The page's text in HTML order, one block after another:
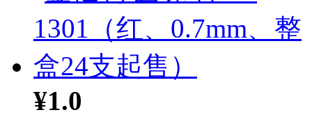
¥1.0